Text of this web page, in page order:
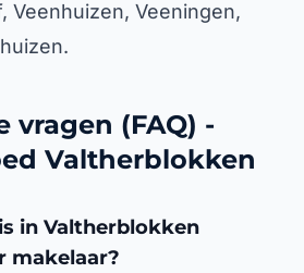
Veenhuizen, Veeningen,
vragen (FAQ) -
Valtherblokken
in Valtherblokken
makelaar?